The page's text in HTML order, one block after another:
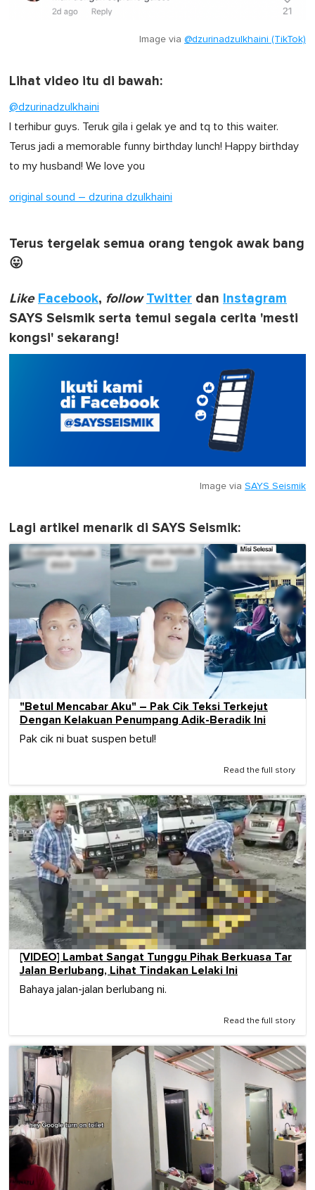
Image via @dzurinadzulkhaini (TikTok)
Lihat video itu di bawah:
@dzurinadzulkhaini
I terhibur guys. Teruk gila i gelak ye and tq to this waiter.
Terus jadi a memorable funny birthday lunch! Happy birthday
to my husband! We love you
original sound – dzurina dzulkhaini
Terus tergelak semua orang tengok awak bang
😛
Like Facebook, follow Twitter dan Instagram
SAYS Seismik serta temui segala cerita 'mesti
kongsi' sekarang!
Image via SAYS Seismik
Lagi artikel menarik di SAYS Seismik:
"Betul Mencabar Aku" – Pak Cik Teksi Terkejut
Dengan Kelakuan Penumpang Adik-Beradik Ini
Pak cik ni buat suspen betul!
Read the full story
[VIDEO] Lambat Sangat Tunggu Pihak Berkuasa Tar
Jalan Berlubang, Lihat Tindakan Lelaki Ini
Bahaya jalan-jalan berlubang ni.
Read the full story